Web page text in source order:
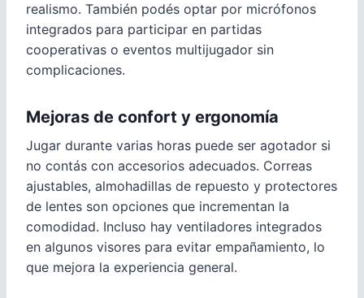
realismo. También podés optar por micrófonos
integrados para participar en partidas
cooperativas o eventos multijugador sin
complicaciones.
Mejoras de confort y ergonomía
Jugar durante varias horas puede ser agotador si
no contás con accesorios adecuados. Correas
ajustables, almohadillas de repuesto y protectores
de lentes son opciones que incrementan la
comodidad. Incluso hay ventiladores integrados
en algunos visores para evitar empañamiento, lo
que mejora la experiencia general.